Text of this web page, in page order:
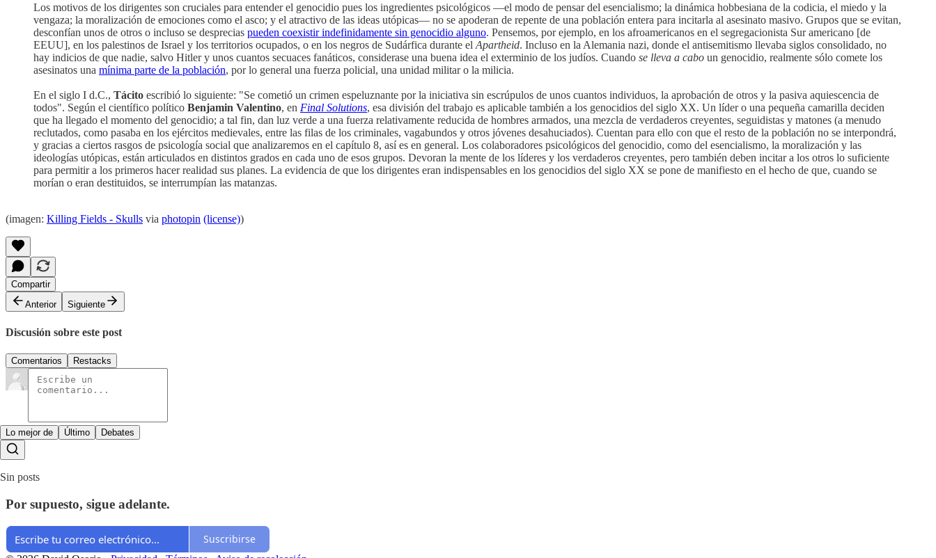
Los motivos de los dirigentes son cruciales para entender el genocidio pues los ingredientes psicológicos —el modo de pensar del esencialismo; la dinámica hobbesiana de la codicia, el miedo y la
vengaza; la moralización de emociones como el asco; y el atractivo de las ideas utópicas— no se apoderan de repente de una población entera para incitarla al asesinato masivo. Grupos que se evitan,
desconfían unos de otros o incluso se desprecias pueden coexistir indefinidamente sin genocidio alguno. Pensemos, por ejemplo, en los afroamericanos en el segregacionista Sur americano [de
EEUU], en los palestinos de Israel y los territorios ocupados, o en los negros de Sudárfica durante el Apartheid. Incluso en la Alemania nazi, donde el antisemitismo llevaba siglos consolidado, no
hay indicios de que nadie, salvo Hitler y unos cuantos secuaces fanáticos, considerase una buena idea el exterminio de los judíos. Cuando se lleva a cabo un genocidio, realmente sólo comete los
asesinatos una mínima parte de la población, por lo general una fuerza policial, una unidad militar o la milicia.
En el siglo I d.C., Tácito escribió lo siguiente: "Se cometió un crimen espeluznante por la iniciativa sin escrúpulos de unos cuantos individuos, la aprobación de otros y la pasiva aquiescencia de
todos". Según el científico político Benjamin Valentino, en Final Solutions, esa división del trabajo es aplicable también a los genocidios del siglo XX. Un líder o una pequeña camarilla deciden
que ha llegado el momento del genocidio; a tal fin, dan luz verde a una fuerza relativamente reducida de hombres armados, una mezcla de verdaderos creyentes, seguidistas y matones (a menudo
reclutados, como pasaba en los ejércitos medievales, entre las filas de los criminales, vagabundos y otros jóvenes desahuciados). Cuentan para ello con que el resto de la población no se interpondrá,
y gracias a ciertos rasgos de psicología social que analizaremos en el capítulo 8, así es en general. Los colaboradores psicológicos del genocidio, como del esencialismo, la moralización y las
ideologías utópicas, están articulados en distintos grados en cada uno de esos grupos. Devoran la mente de los líderes y los verdaderos creyentes, pero también deben incitar a los otros lo suficiente
para permitir a los primeros hacer realidad sus planes. La evidencia de que los dirigentes eran indispensables en los genocidios del siglo XX se pone de manifiesto en el hecho de que, cuando se
morían o eran destituidos, se interrumpían las matanzas.
(imagen: Killing Fields - Skulls via photopin (license))
Compartir
Anterior
Siguiente
Discusión sobre este post
Comentarios Restacks
Lo mejor de Último Debates
Sin posts
Por supuesto, sigue adelante.
Suscribirse